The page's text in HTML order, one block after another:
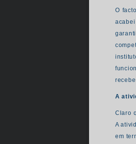
O
A
Claro
A
em